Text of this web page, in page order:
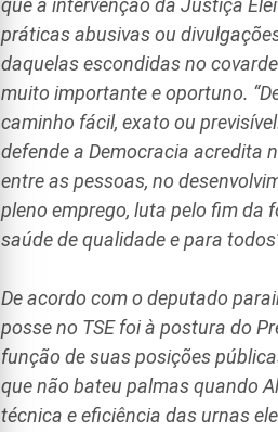
que a intervenção da Justiça
práticas abusivas ou
daquelas escondidas no
muito importante e oportuno.
caminho fácil, exato ou
defende a Democracia acredita
entre as pessoas, no
pleno emprego, luta pelo fim da
saúde de qualidade e para
De acordo com o deputado
posse no TSE foi à postura do
função de suas posições
que não bateu palmas quando
técnica e eficiência das urnas